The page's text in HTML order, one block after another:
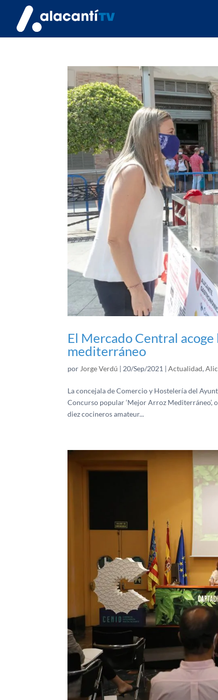
El Mercado Central
mediterráneo
por Jorge Verdú | 20/Sep/2021 |Actualidad,
La concejala de Comercio y Hostelería del
Concurso popular ‘Mejor Arroz Mediterráneo’,
diez cocineros amateur...